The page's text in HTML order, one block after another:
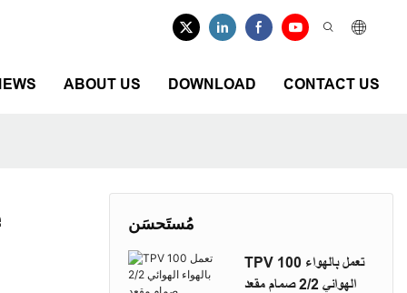
ABOUT US DOWNLOAD CONTACT US
مُستَحسَن
TPV 100 تعمل بالهواء
الهوائي 2/2 صمام مقعد